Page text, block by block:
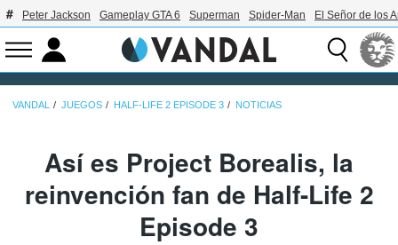
Peter Jackson Gameplay GTA 6 Superman Spider-Man El Señor de los
VANDAL JUEGOS HALF-LIFE 2 EPISODE 3 NOTICIAS
Así es Project Borealis, la
reinvención fan de Half-Life 2
Episode 3